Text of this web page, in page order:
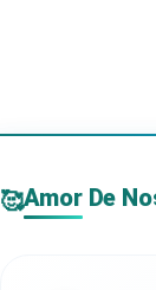
🥰Amor De